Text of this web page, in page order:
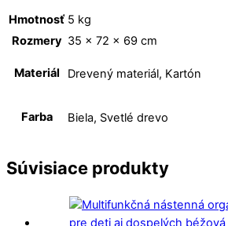
Hmotnosť 5 kg
Rozmery 35 × 72 × 69 cm
Materiál Drevený materiál, Kartón
Farba Biela, Svetlé drevo
Súvisiace produkty